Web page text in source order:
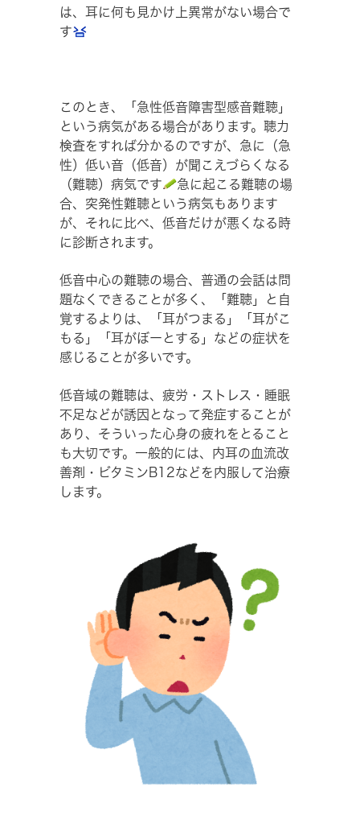
は、耳に何も見かけ上異常がない場合で
す
このとき、「急性低音障害型感音難聴」
という病気がある場合があります。聴力
検査をすれば分かるのですが、急に（急
性）低い音（低音）が聞こえづらくなる
（難聴）病気です
急に起こる難聴の場
合、突発性難聴という病気もあります
が、それに比べ、低音だけが悪くなる時
に診断されます。
低音中心の難聴の場合、普通の会話は問
題なくできることが多く、「難聴」と自
覚するよりは、「耳がつまる」「耳がこ
もる」「耳がぼーとする」などの症状を
感じることが多いです。
低音域の難聴は、疲労・ストレス・睡眠
不足などが誘因となって発症することが
あり、そういった心身の疲れをとること
も大切です。一般的には、内耳の血流改
善剤・ビタミンB12などを内服して治療
します。